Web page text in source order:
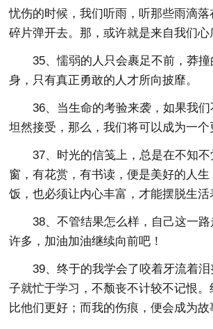
忧伤的时候，我们听雨，听那些雨滴
碎片弹开去。那，或许就是来自我们心
35、懦弱的人只会裹足不前，莽
身，只有真正勇敢的人才所向披靡。
36、当生命的考验来袭，如果我
坦然接受，那么，我们将可以成为一个
37、时光的信笺上，总是在不知
窗，有花赏，有书读，便是美好的人生
饭，也必须让内心丰富，才能摆脱生活
38、不管结果怎么样，自己这一
许多，加油加油继续向前吧！
39、终于的我学会了咬着牙流着泪
子就忙于学习，不颓丧不计较不记恨
比他们更好；而我的伤痕，便会成为故